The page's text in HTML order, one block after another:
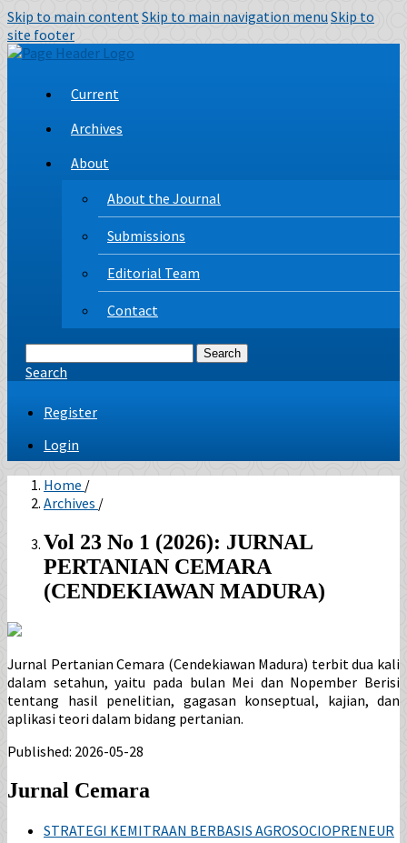
Skip to main contentSkip to main navigation menuSkip to
site footer
Current
Archives
About
About the Journal
Submissions
Editorial Team
Contact
Search
Search
Register
Login
Home /
Archives /
Vol 23 No 1 (2026): JURNAL
PERTANIAN CEMARA
(CENDEKIAWAN MADURA)
Jurnal Pertanian Cemara (Cendekiawan Madura) terbit dua kali
dalam setahun, yaitu pada bulan Mei dan Nopember Berisi
tentang hasil penelitian, gagasan konseptual, kajian, dan
aplikasi teori dalam bidang pertanian.
Published: 2026-05-28
Jurnal Cemara
STRATEGI KEMITRAAN BERBASIS AGROSOCIOPRENEUR